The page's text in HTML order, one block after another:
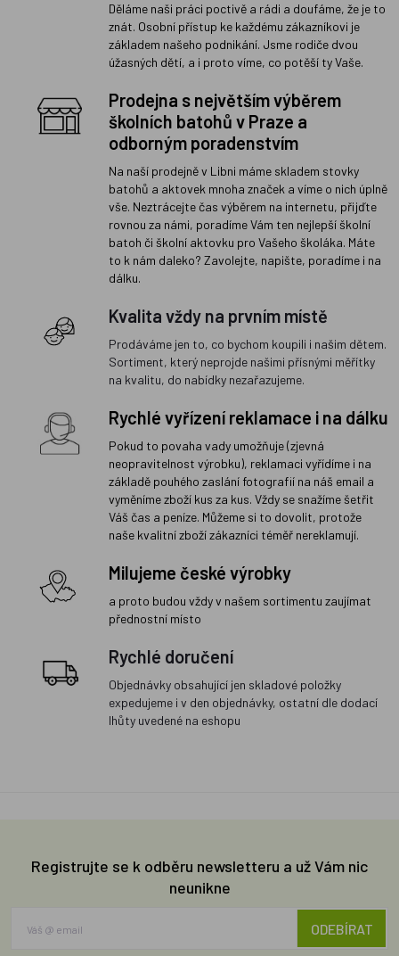
Děláme naši práci poctivě a rádi a doufáme, že je to
znát. Osobní přístup ke každému zákazníkovi je
základem našeho podnikání. Jsme rodiče dvou
úžasných dětí, a i proto víme, co potěší ty Vaše.
Prodejna s největším výběrem
školních batohů v Praze a
odborným poradenstvím
Na naší prodejně v Libni máme skladem stovky
batohů a aktovek mnoha značek a víme o nich úplně
vše. Neztrácejte čas výběrem na internetu, přijďte
rovnou za námi, poradíme Vám ten nejlepší školní
batoh či školní aktovku pro Vašeho školáka. Máte
to k nám daleko? Zavolejte, napište, poradíme i na
dálku.
Kvalita vždy na prvním místě
Prodáváme jen to, co bychom koupili i našim dětem.
Sortiment, který neprojde našimi přísnými měřítky
na kvalitu, do nabídky nezařazujeme.
Rychlé vyřízení reklamace i na dálku
Pokud to povaha vady umožňuje (zjevná
neopravitelnost výrobku), reklamaci vyřídíme i na
základě pouhého zaslání fotografií na náš email a
vyměníme zboží kus za kus. Vždy se snažíme šetřit
Váš čas a peníze. Můžeme si to dovolit, protože
naše kvalitní zboží zákazníci téměř nereklamují.
Milujeme české výrobky
a proto budou vždy v našem sortimentu zaujímat
přednostní místo
Rychlé doručení
Objednávky obsahující jen skladové položky
expedujeme i v den objednávky, ostatní dle dodací
lhůty uvedené na eshopu
Registrujte se k odběru newsletteru a už Vám nic
neunikne
ODEBÍRAT